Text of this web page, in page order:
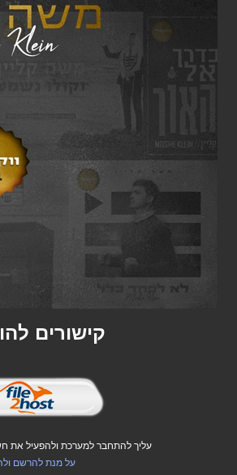
קישורים
עליך להתחבר למערכת ולהפעיל את
על מנת להרשם